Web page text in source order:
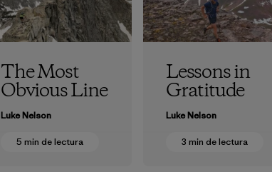
The Most
Obvious Line
Luke Nelson
5 min de lectura
Lessons in
Gratitude
Luke Nelson
3 min de lectura